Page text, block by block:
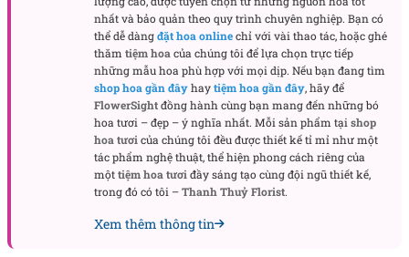
Bài viết liên quan:
Hoa chúc mừng sinh nhật
Hoa tặng sinh nhật người yêu
nhất và bảo quản theo quy trình chuyên nghiệp. Bạn có
thể dễ dàngđặt hoa onlinechỉ với vài thao tác, hoặc ghé
thăm tiệm hoa của chúng tôi để lựa chọn trực tiếp
những mẫu hoa phù hợp với mọi dịp. Nếu bạn đang tìm
shop hoa gần đâyhaytiệm hoa gần đây, hãy để
FlowerSightđồng hành cùng bạn mang đến những bó
hoa tươi – đẹp – ý nghĩa nhất. Mỗi sản phẩm tại shop
hoa tươi của chúng tôi đều được thiết kế tỉ mỉ như một
tác phẩm nghệ thuật, thể hiện phong cách riêng của
mộttiệm hoa tươi đầy sáng tạo cùng đội ngũ thiết kế,
trong đó có tôi –Thanh Thuỷ Florist.
Xem thêm thông tin